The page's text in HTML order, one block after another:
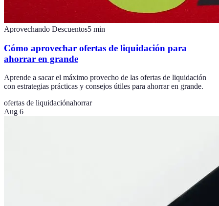
Aprovechando Descuentos5 min
Cómo aprovechar ofertas de liquidación para
ahorrar en grande
Aprende a sacar el máximo provecho de las ofertas de liquidación
con estrategias prácticas y consejos útiles para ahorrar en grande.
ofertas de liquidaciónahorrar
Aug 6